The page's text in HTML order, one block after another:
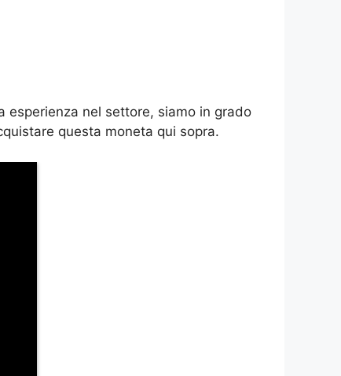
esperienza nel settore, siamo in grado
questa moneta qui sopra.